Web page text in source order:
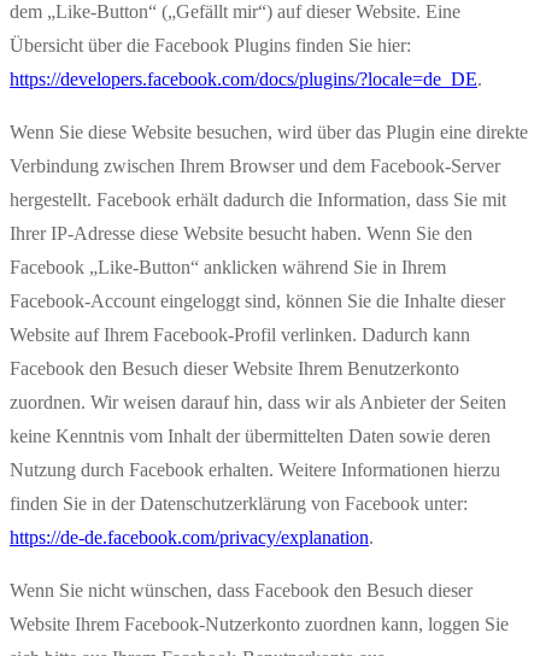
dem „Like-Button“ („Gefällt mir“) auf dieser Website. Eine
Übersicht über die Facebook Plugins finden Sie hier:
https://developers.facebook.com/docs/plugins/?locale=de_DE.
Wenn Sie diese Website besuchen, wird über das Plugin eine direkte
Verbindung zwischen Ihrem Browser und dem Facebook-Server
hergestellt. Facebook erhält dadurch die Information, dass Sie mit
Ihrer IP-Adresse diese Website besucht haben. Wenn Sie den
Facebook „Like-Button“ anklicken während Sie in Ihrem
Facebook-Account eingeloggt sind, können Sie die Inhalte dieser
Website auf Ihrem Facebook-Profil verlinken. Dadurch kann
Facebook den Besuch dieser Website Ihrem Benutzerkonto
zuordnen. Wir weisen darauf hin, dass wir als Anbieter der Seiten
keine Kenntnis vom Inhalt der übermittelten Daten sowie deren
Nutzung durch Facebook erhalten. Weitere Informationen hierzu
finden Sie in der Datenschutzerklärung von Facebook unter:
https://de-de.facebook.com/privacy/explanation.
Wenn Sie nicht wünschen, dass Facebook den Besuch dieser
Website Ihrem Facebook-Nutzerkonto zuordnen kann, loggen Sie